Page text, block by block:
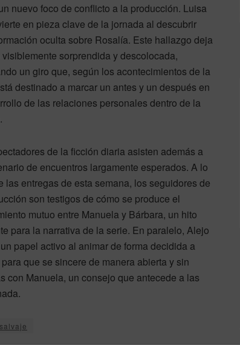
nuevo foco de conflicto a la producción. Luisa
en pieza clave de la jornada al descubrir
oculta sobre Rosalía. Este hallazgo deja
sorprendida y descolocada,
un giro que, según los acontecimientos de la
destinado a marcar un antes y un después en
de las relaciones personales dentro de la
de la ficción diaria asisten además a
de encuentros largamente esperados. A lo
las entregas de esta semana, los seguidores de
son testigos de cómo se produce el
mutuo entre Manuela y Bárbara, un hito
para la narrativa de la serie. En paralelo, Alejo
papel activo al animar de forma decidida a
que se sincere de manera abierta y sin
con Manuela, un consejo que antecede a las